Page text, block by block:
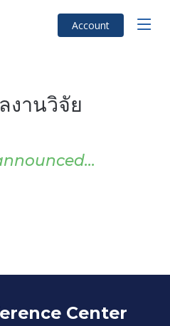
Account
งานวิจัย
Center